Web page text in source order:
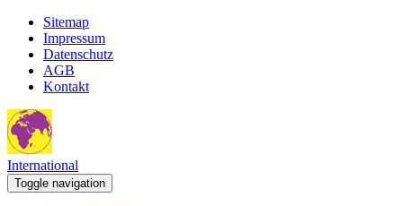
Sitemap
Impressum
Datenschutz
AGB
Kontakt
International
Toggle navigation